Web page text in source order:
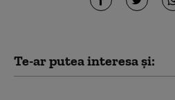
Te-ar putea interesa și: